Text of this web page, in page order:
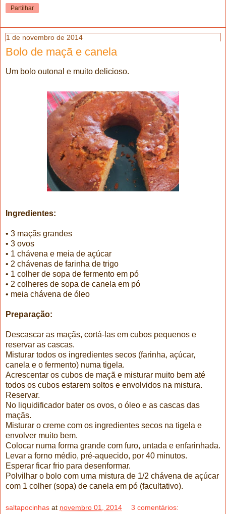
Partilhar
1 de novembro de 2014
Bolo de maçã e canela
Um bolo outonal e muito delicioso.
Ingredientes:
• 3 maçãs grandes
• 3 ovos
• 1 chávena e meia de açúcar
• 2 chávenas de farinha de trigo
• 1 colher de sopa de fermento em pó
• 2 colheres de sopa de canela em pó
• meia chávena de óleo
Preparação:
Descascar as maçãs, cortá-las em cubos pequenos e
reservar as cascas.
Misturar todos os ingredientes secos (farinha, açúcar,
canela e o fermento) numa tigela.
Acrescentar os cubos de maçã e misturar muito bem até
todos os cubos estarem soltos e envolvidos na mistura.
Reservar.
No liquidificador bater os ovos, o óleo e as cascas das
maçãs.
Misturar o creme com os ingredientes secos na tigela e
envolver muito bem.
Colocar numa forma grande com furo, untada e enfarinhada.
Levar a forno médio, pré-aquecido, por 40 minutos.
Esperar ficar frio para desenformar.
Polvilhar o bolo com uma mistura de 1/2 chávena de açúcar
com 1 colher (sopa) de canela em pó (facultativo).
saltapocinhas at novembro 01, 2014 3 comentários: